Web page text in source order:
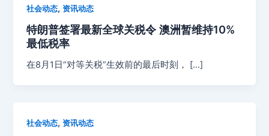
社会动态,资讯动态
特朗普签署最新全球关税令 澳洲暂维持10%
最低税率
在8月1日“对等关税”生效前的最后时刻， […]
社会动态,资讯动态